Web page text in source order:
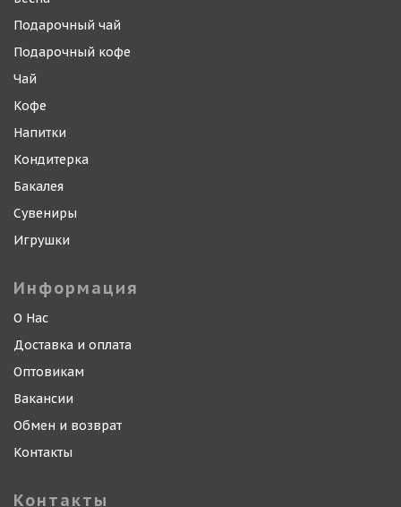
Подарочный чай
Подарочный кофе
Чай
Кофе
Напитки
Кондитерка
Бакалея
Сувениры
Игрушки
Информация
О Нас
Доставка и оплата
Оптовикам
Вакансии
Обмен и возврат
Контакты
Контакты